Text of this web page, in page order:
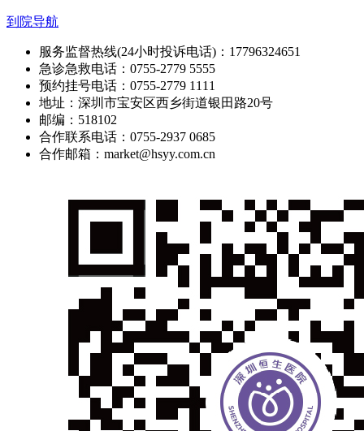
到院导航
服务监督热线(24小时投诉电话)：17796324651
急诊急救电话：0755-2779 5555
预约挂号电话：0755-2779 1111
地址：深圳市宝安区西乡街道银田路20号
邮编：518102
合作联系电话：0755-2937 0685
合作邮箱：market@hsyy.com.cn